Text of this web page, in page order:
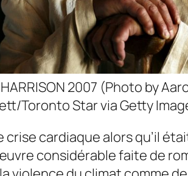
2007 (Photo by
Toronto Star via Getty
cardiaque alors qu’il
considérable faite de